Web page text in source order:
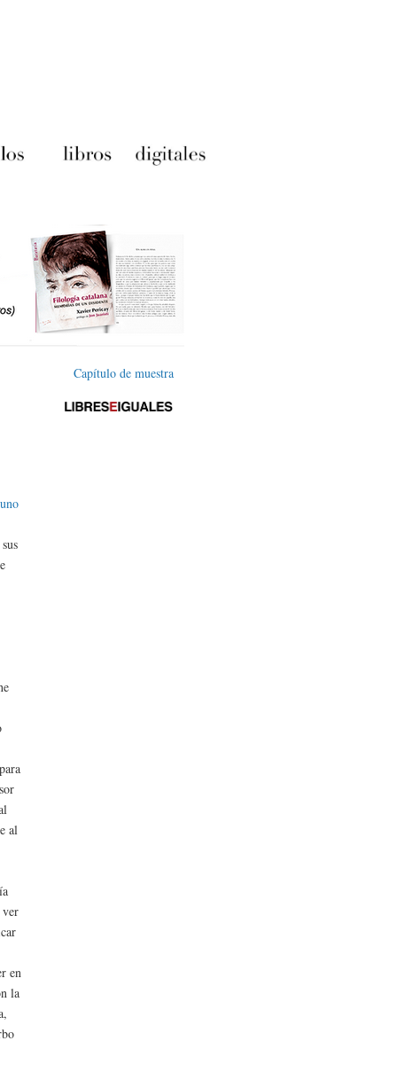
Capítulo de muestra
uno
para
al
en
la